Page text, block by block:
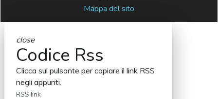
Mappa del sito
close
Codice Rss
Clicca sul pulsante per copiare il link RSS
negli appunti.
RSS link